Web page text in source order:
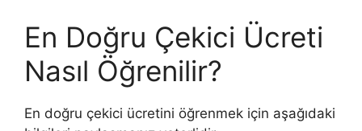
En Doğru Çekici Ücreti
Nasıl Öğrenilir?
En doğru çekici ücretini öğrenmek için aşağıdaki